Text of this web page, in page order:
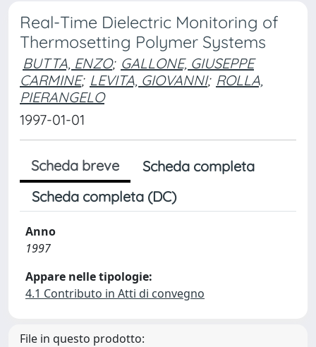
Real-Time Dielectric Monitoring of
Thermosetting Polymer Systems
BUTTA, ENZO; GALLONE, GIUSEPPE
CARMINE; LEVITA, GIOVANNI; ROLLA,
PIERANGELO
1997-01-01
Scheda breve
Scheda completa
Scheda completa (DC)
Anno
1997
Appare nelle tipologie:
4.1 Contributo in Atti di convegno
File in questo prodotto: